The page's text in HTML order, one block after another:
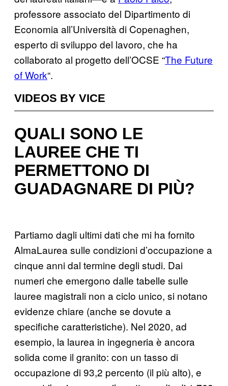
professore associato del Dipartimento di
Economia all’Università di Copenaghen,
esperto di sviluppo del lavoro, che ha
collaborato al progetto dell’OCSE “The Future
of Work“.
VIDEOS BY VICE
QUALI SONO LE
LAUREE CHE TI
PERMETTONO DI
GUADAGNARE DI PIÙ?
Partiamo dagli ultimi dati che mi ha fornito
AlmaLaurea sulle condizioni d’occupazione a
cinque anni dal termine degli studi. Dai
numeri che emergono dalle tabelle sulle
lauree magistrali non a ciclo unico, si notano
evidenze chiare (anche se dovute a
specifiche caratteristiche). Nel 2020, ad
esempio, la laurea in ingegneria è ancora
solida come il granito: con un tasso di
occupazione di 93,2 percento (il più alto), e